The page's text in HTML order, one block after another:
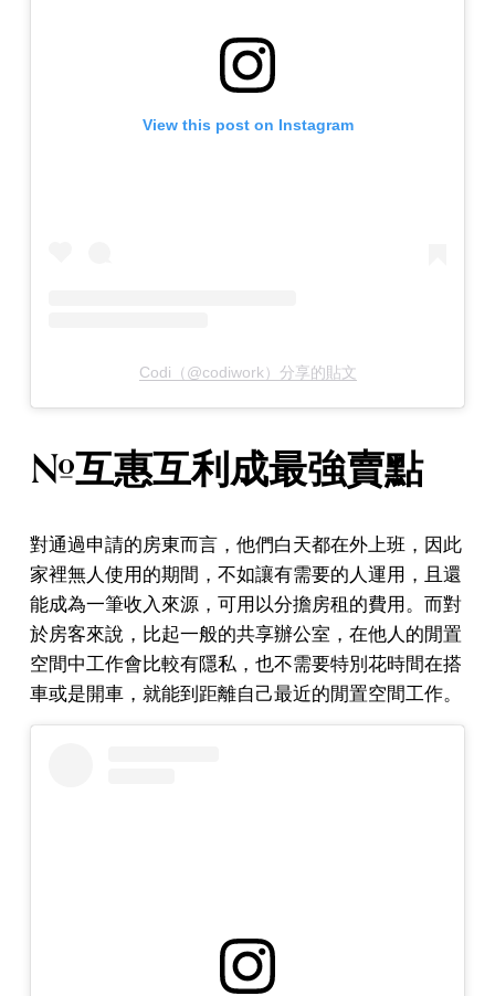
View this post on Instagram
Codi（@codiwork）分享的貼文
#互惠互利成最強賣點
對通過申請的房東而言，他們白天都在外上班，因此
家裡無人使用的期間，不如讓有需要的人運用，且還
能成為一筆收入來源，可用以分擔房租的費用。而對
於房客來說，比起一般的共享辦公室，在他人的閒置
空間中工作會比較有隱私，也不需要特別花時間在搭
車或是開車，就能到距離自己最近的閒置空間工作。